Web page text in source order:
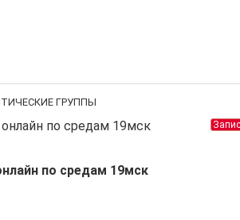
ГРУППЫ
по средам 19мск